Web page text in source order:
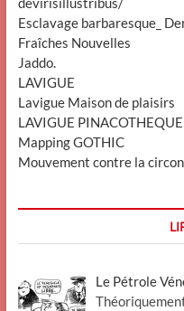
Esclavage barbaresque_
Fraîches Nouvelles
Jaddo.
LAVIGUE
Lavigue Maison de plaisirs
LAVIGUE PINACOTHEQUE
Mapping GOTHIC
Mouvement contre la
Le Pétrole